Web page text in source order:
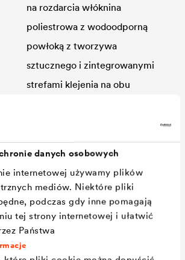
danych osobowych
internetowej używamy plików
mediów. Niektóre pliki
podczas gdy inne pomagają
tej strony internetowej i ułatwić
Państwa
na rozdarcia włóknina
poliestrowa z wodoodporną
powłoką z tworzywa
sztucznego i zintegrowanymi
strefami klejenia na obu
klejących.
®
dla otwartych elewacji z
fugami o szerokości do 50 mm
i max. powierzchni otwartej do